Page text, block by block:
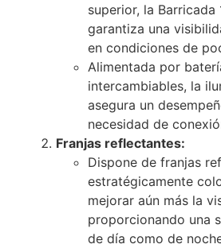
superior, la Barricada
garantiza una
en condiciones de
Alimentada por
intercambiables, la
asegura un
necesidad de
Franjas reflectantes:
Dispone de franjas
estratégicamente
mejorar aún más la
proporcionando una
de día como de